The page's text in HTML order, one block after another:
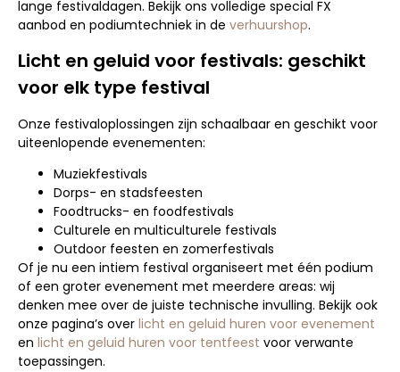
lange festivaldagen. Bekijk ons volledige special FX
aanbod en podiumtechniek in de verhuurshop.
Licht en geluid voor festivals: geschikt
voor elk type festival
Onze festivaloplossingen zijn schaalbaar en geschikt voor
uiteenlopende evenementen:
Muziekfestivals
Dorps- en stadsfeesten
Foodtrucks- en foodfestivals
Culturele en multiculturele festivals
Outdoor feesten en zomerfestivals
Of je nu een intiem festival organiseert met één podium
of een groter evenement met meerdere areas: wij
denken mee over de juiste technische invulling. Bekijk ook
onze pagina’s over licht en geluid huren voor evenement
en licht en geluid huren voor tentfeest voor verwante
toepassingen.